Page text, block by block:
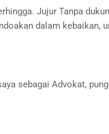
Jujur Tanpa
dalam kebaikan,
sebagai Advokat,